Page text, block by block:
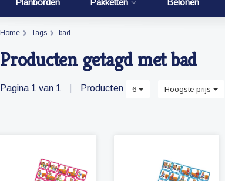
Planborden Pakketten Belonen
Home Tags bad
Producten getagd met bad
Pagina 1 van 1 Producten 6 Hoogste prijs